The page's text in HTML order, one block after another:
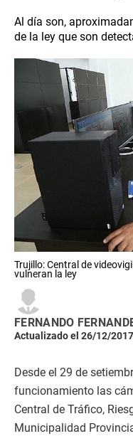
Al día son,
de la ley que son
Trujillo: Central de
vulneran la ley
FERNANDO
Actualizado el 26/12/
Desde el 29 de
funcionamiento las
Central de Tráfico,
Municipalidad